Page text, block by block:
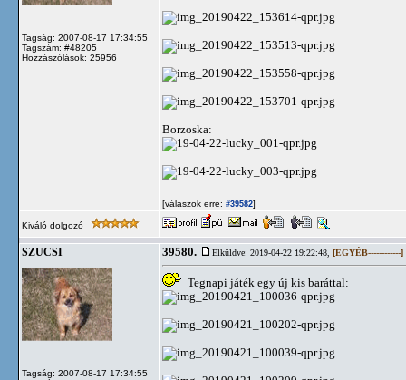
Tagság: 2007-08-17 17:34:55
Tagszám: #48205
Hozzászólások: 25956
Borzoska:
[válaszok erre: #39582]
Kiváló dolgozó
SZUCSI
Tagság: 2007-08-17 17:34:55
39580. Elküldve: 2019-04-22 19:22:48, [EGYÉB------------]
Tegnapi játék egy új kis baráttal: